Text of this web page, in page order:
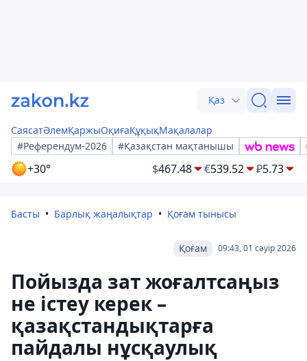
Қаз
СаясатӘлемҚаржыОқиғаҚұқықМақалалар
#Референдум-2026
#Қазақстан мақтанышы
+30° $467.48 €539.52 ₽5.73
Басты Барлық жаңалықтар Қоғам тынысы
09:43, 01 сәуір 2026
Қоғам
Пойызда зат жоғалтсаңыз
не істеу керек –
қазақстандықтарға
пайдалы нұсқаулық